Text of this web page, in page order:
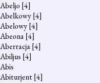
Abeljo [4]
Abelkowy[4]
Abelowy[4]
Abeona[4]
Aberracja[4]
Abiljus [4]
Abis
Abiturjent[4]